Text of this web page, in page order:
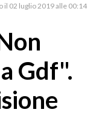
il 02 luglio 2019 alle 00:14
Gdf".